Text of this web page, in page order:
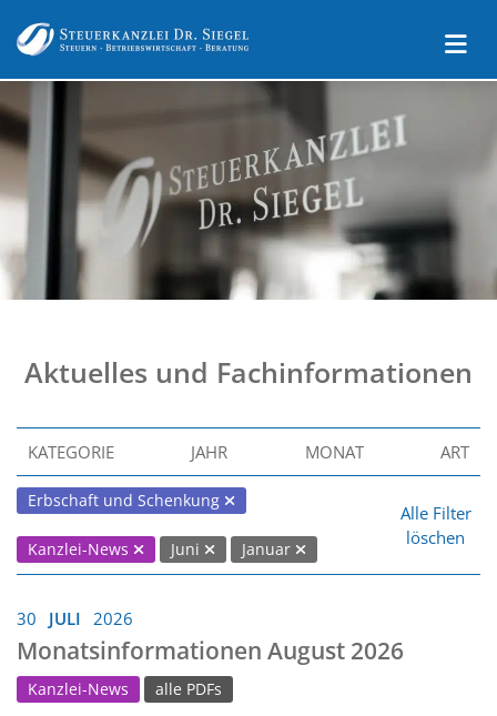
Aktuelles und Fachinformationen
KATEGORIE JAHR MONAT ART
Erbschaft und Schenkung
Kanzlei-News Juni Januar
Alle Filter
löschen
30 JULI 2026
Monatsinformationen August 2026
Kanzlei-News alle PDFs